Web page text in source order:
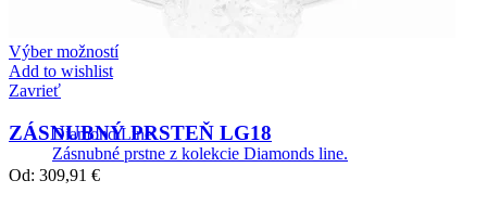
Diamond Line
Zásnubné prstne z kolekcie Diamonds line.
Výber možností
Add to wishlist
Zavrieť
ZÁSNUBNÝ PRSTEŇ LG18
Od: 309,91 €